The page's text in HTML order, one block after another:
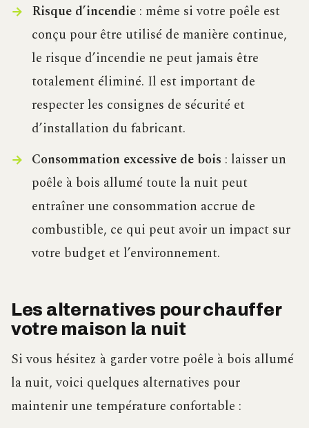
Risque d’incendie: même si votre poêle est
conçu pour être utilisé de manière continue,
le risque d’incendie ne peut jamais être
totalement éliminé. Il est important de
respecter les consignes de sécurité et
d’installation du fabricant.
Consommation excessive de bois : laisser un
poêle à bois allumé toute la nuit peut
entraîner une consommation accrue de
combustible, ce qui peut avoir un impact sur
votre budget et l’environnement.
Les alternatives pour chauffer
votre maison la nuit
Si vous hésitez à garder votre poêle à bois allumé
la nuit, voici quelques alternatives pour
maintenir une température confortable :